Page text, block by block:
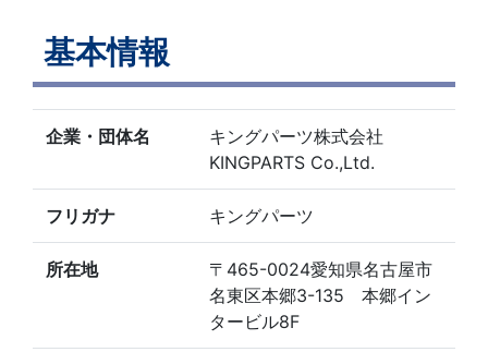
基本情報
企業・団体名
キングパーツ株式会社
KINGPARTS Co.,Ltd.
フリガナ キングパーツ
所在地
〒465-0024愛知県名古屋市
名東区本郷3-135 本郷イン
タービル8F